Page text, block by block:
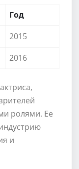
Год
2015
2016
ролями. Ее
и